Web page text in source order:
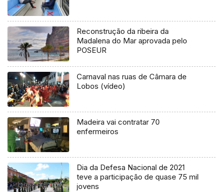
Reconstrução da ribeira da
Madalena do Mar aprovada pelo
POSEUR
Carnaval nas ruas de Câmara de
Lobos (vídeo)
Madeira vai contratar 70
enfermeiros
Dia da Defesa Nacional de 2021
teve a participação de quase 75 mil
jovens